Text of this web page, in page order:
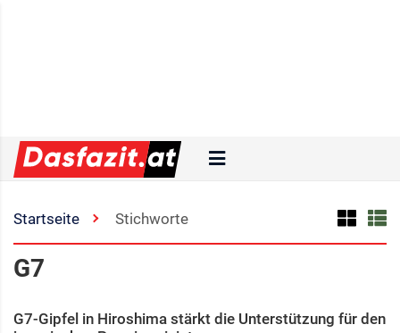
Startseite Stichworte
G7
G7-Gipfel in Hiroshima stärkt die Unterstützung für den